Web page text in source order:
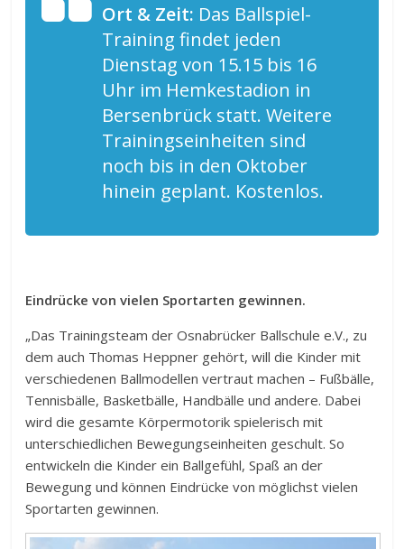
Ort & Zeit: Das Ballspiel-
Training findet jeden
Dienstag von 15.15 bis 16
Uhr im Hemkestadion in
Bersenbrück statt. Weitere
Trainingseinheiten sind
noch bis in den Oktober
hinein geplant. Kostenlos.
Eindrücke von vielen Sportarten gewinnen.
„Das Trainingsteam der Osnabrücker Ballschule e.V., zu
dem auch Thomas Heppner gehört, will die Kinder mit
verschiedenen Ballmodellen vertraut machen – Fußbälle,
Tennisbälle, Basketbälle, Handbälle und andere. Dabei
wird die gesamte Körpermotorik spielerisch mit
unterschiedlichen Bewegungseinheiten geschult. So
entwickeln die Kinder ein Ballgefühl, Spaß an der
Bewegung und können Eindrücke von möglichst vielen
Sportarten gewinnen.